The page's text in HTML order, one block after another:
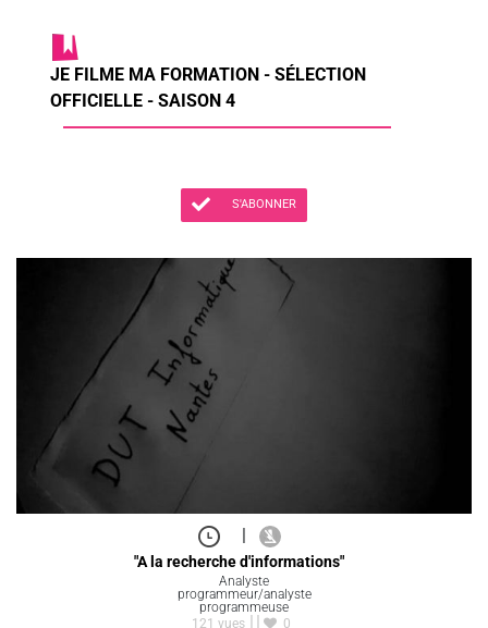
JE FILME MA FORMATION - SÉLECTION
OFFICIELLE - SAISON 4
S'ABONNER
"A la recherche d'informations"
Analyste
programmeur/analyste
programmeuse
121 vues
0